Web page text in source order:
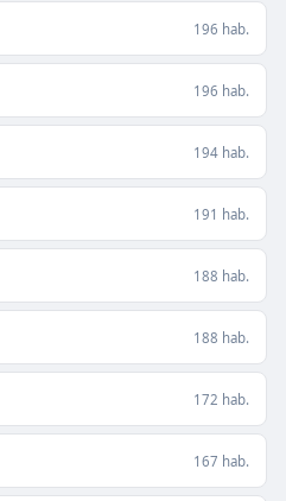
196 hab.
196 hab.
194 hab.
191 hab.
188 hab.
188 hab.
172 hab.
167 hab.